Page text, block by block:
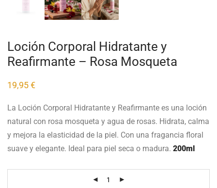
Loción Corporal Hidratante y
Reafirmante – Rosa Mosqueta
19,95€
La Loción Corporal Hidratante y Reafirmante es una loción
natural con rosa mosqueta y agua de rosas. Hidrata, calma
y mejora la elasticidad de la piel. Con una fragancia floral
suave y elegante. Ideal para piel seca o madura. 200ml